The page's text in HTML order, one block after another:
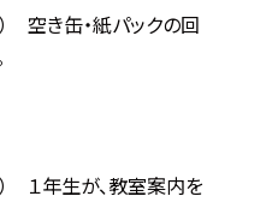
） 空き缶・紙パックの回
） １年生が、教室案内を